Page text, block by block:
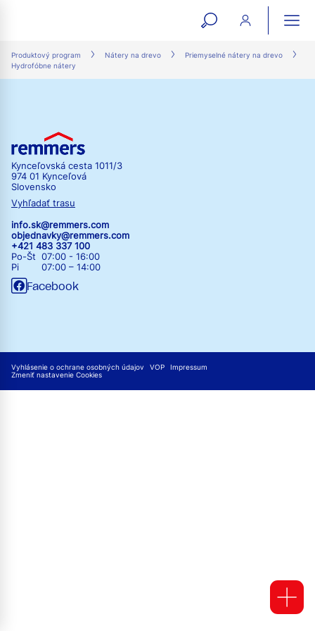
open
search
form
Produktový program Nátery na drevo
Priemyselné nátery na drevo
Hydrofóbne nátery
Kynceľovská cesta 1011/3
974 01 Kynceľová
Slovensko
Vyhľadať trasu
info.sk@remmers.com
objednavky@remmers.com
+421 483 337 100
Po-Št 07:00 - 16:00
Pi 07:00 – 14:00
Facebook
Vyhlásenie o ochrane osobných údajov VOP
Impressum
Zmeniť nastavenie Cookies